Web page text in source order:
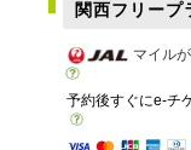
関西フリープ
マイル
予約後すぐにe-チ